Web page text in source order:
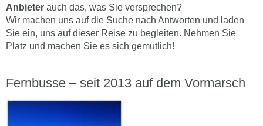
Anbieter auch das, was Sie versprechen?
Wir machen uns auf die Suche nach Antworten und laden
Sie ein, uns auf dieser Reise zu begleiten. Nehmen Sie
Platz und machen Sie es sich gemütlich!
Fernbusse – seit 2013 auf dem Vormarsch